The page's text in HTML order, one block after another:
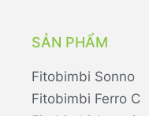
SẢN PHẨM
Fitobimbi Sonno
Fitobimbi Ferro C